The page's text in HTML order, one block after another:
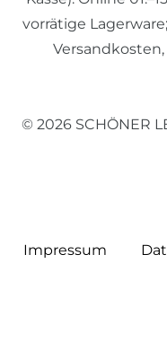
vorrätige
© 2026 SCHÖNER
Impressum